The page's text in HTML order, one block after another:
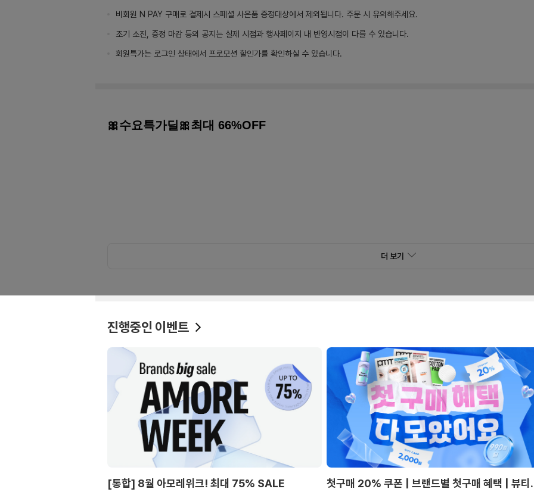
비회원 N PAY 구매로 결제시 스페셜 사은품 증정대상에서 제외됩니다. 주문 시 유의해주세요.
조기 소진, 증정 마감 등의 공지는 실제 시점과 행사페이지 내 반영시점이 다를 수 있습니다.
회원특가는 로그인 상태에서 프로모션 할인가를 확인하실 수 있습니다.
🎀수요특가딜🎀최대 66%OFF
더 보기
진행중인 이벤트
[통합] 8월 아모레위크! 최대 75% SALE 첫구매 20%